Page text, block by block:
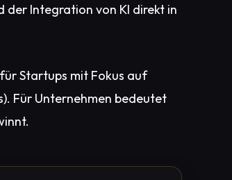
der Integration von KI direkt in
Startups mit Fokus auf
Für Unternehmen bedeutet